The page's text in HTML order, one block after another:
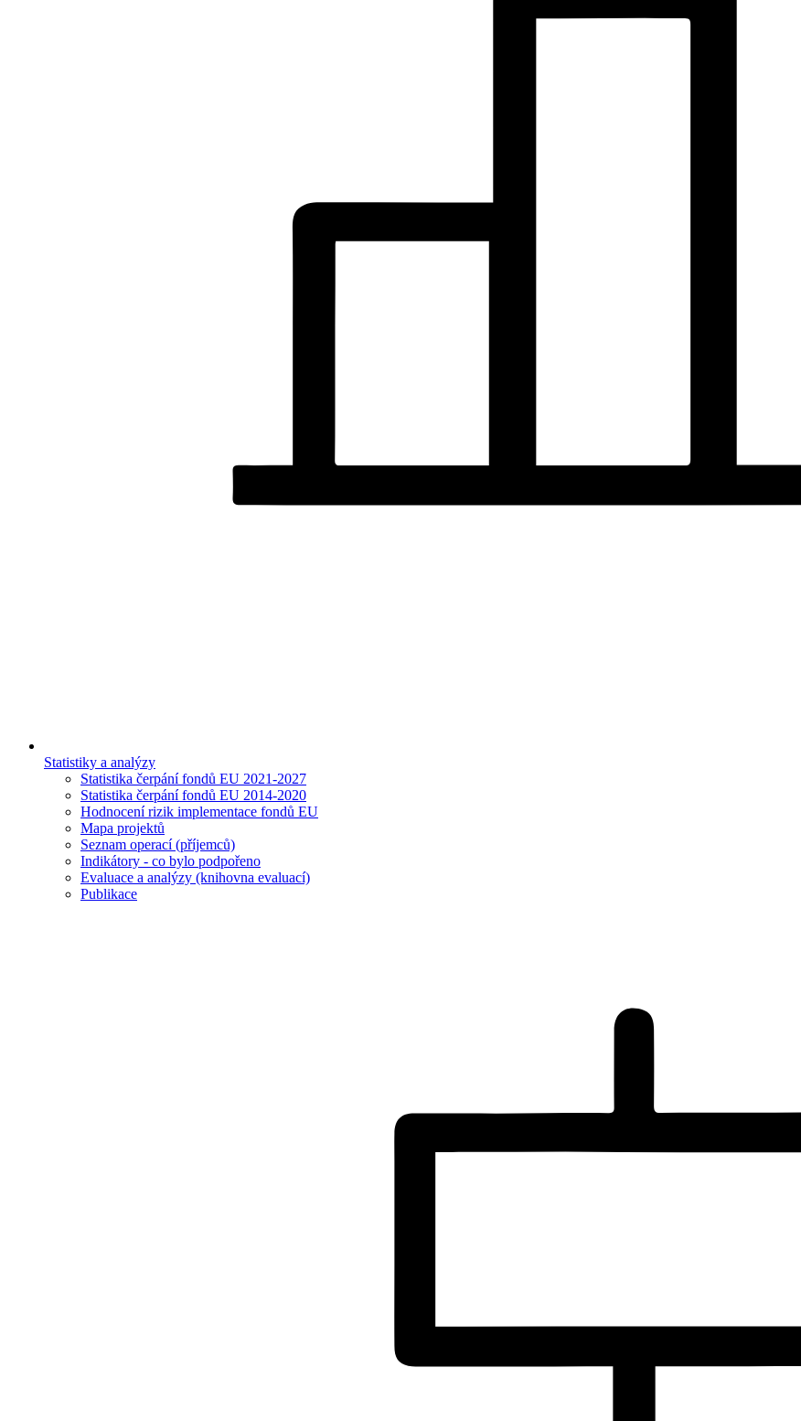
Statistiky a analýzy
Statistika čerpání fondů EU 2021-2027
Statistika čerpání fondů EU 2014-2020
Hodnocení rizik implementace fondů EU
Mapa projektů
Seznam operací (příjemců)
Indikátory - co bylo podpořeno
Evaluace a analýzy (knihovna evaluací)
Publikace